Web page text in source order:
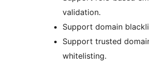
validation.
Support domain
Support trusted
whitelisting.